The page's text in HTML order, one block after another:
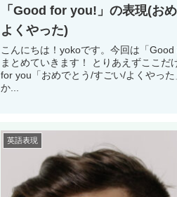
「Good for you!」の表現(お
よくやった)
こんにちは！yokoです。今回は「
まとめていきます！ とりあえずここだ
for you「おめでとう/すごい/よくやっ
か...
英語表現